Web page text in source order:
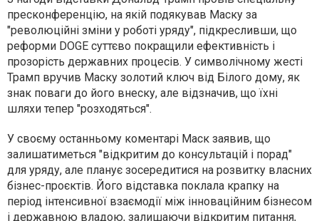
пресконференцію, на якій подякував Маску за
"революційні зміни у роботі уряду", підкресливши, що
реформи DOGE суттєво покращили ефективність і
прозорість державних процесів. У символічному жесті
Трамп вручив Маску золотий ключ від Білого дому, як
знак поваги до його внеску, але відзначив, що їхні
шляхи тепер "розходяться".
У своєму останньому коментарі Маск заявив, що
залишатиметься "відкритим до консультацій і порад"
для уряду, але планує зосередитися на розвитку власних
бізнес-проєктів. Його відставка поклала крапку на
період інтенсивної взаємодії між інноваційним бізнесом
і державною владою, залишаючи відкритим питання,